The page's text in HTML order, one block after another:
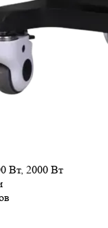
Вт, 2000 Вт